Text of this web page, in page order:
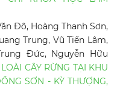
Đô, Hoàng Thanh Sơn,
Trung, Vũ Tiến Lâm,
Đức, Nguyễn Hữu
CÂY RỪNG TẠI KHU
SƠN - KỲ THƯỢNG,